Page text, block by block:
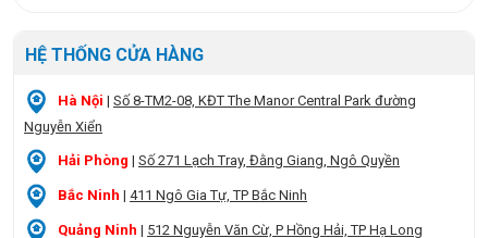
HỆ THỐNG CỬA HÀNG
Hà Nội | Số 8-TM2-08, KĐT The Manor Central Park đường
Nguyễn Xiển
Hải Phòng | Số 271 Lạch Tray, Đằng Giang, Ngô Quyền
Bắc Ninh | 411 Ngô Gia Tự, TP Bắc Ninh
Quảng Ninh | 512 Nguyễn Văn Cừ, P Hồng Hải, TP Hạ Long